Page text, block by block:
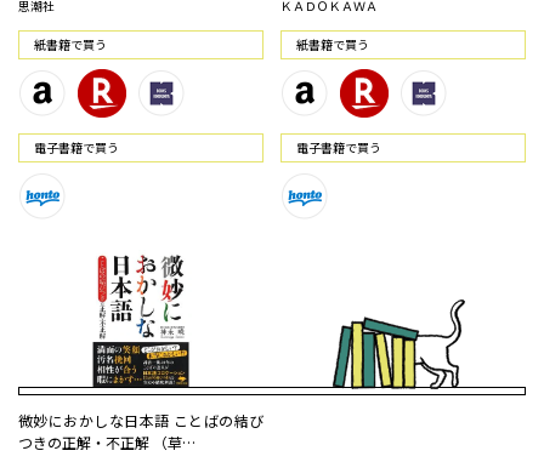
思潮社
紙書籍で買う
電⼦書籍で買う
ＫＡＤＯＫＡＷＡ
紙書籍で買う
電⼦書籍で買う
微妙におかしな日本語 ことばの結び
つきの正解・不正解 （草…